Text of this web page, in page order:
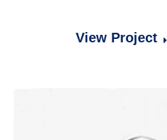
View Project